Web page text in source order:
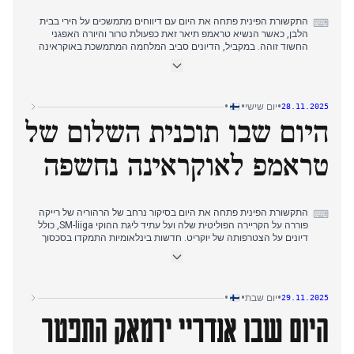
⌨ התקשורת הפינית פתחה את היום עם דיווחים מתמשכים על הירי בבית
הלבן, כאשר הנשיא טראמפ תיאר זאת כפעולת טרור והיורה האפגני
החשוד זוהה. במקביל, הדיונים סביב המלחמה המתמשכת באוקראינה
כאחד. בשעות אחר הצהריים, תשומת הלב עברה לנושאים פנימיים, עם
זכייתה של מוניקה פאגרהולם בפרס פינלנדיה לספרות, ופיתוחים בליגת
ההוקי SM-liiga. היום נחתם בהודעה על מבנה ה-SM-liiga המתוקן, כולל
עליות וירידות ליגה ישירות.
28.11.2025
•יום שישי•
•
היום שבו תוכנית השלום של
טראמפ לאוקראינה נחשפה
⌨ התקשורת הפינית פתחה את היום בסיקור נרחב של הרהוריה של רייקה
פוררה על הקריירה הפוליטית שלה ועל עתיד ליגת ההוקי SM-liiga, כולל
דיונים על הצטרפותה של יוקריט. חדשות בינלאומיות התמקדו בסכסוך
לרוסיה, ואזהרות ארה"ב לאיחוד האירופי לגבי הארכת הסכסוך. עד שעות
באוקראינה, לצד ביקור הונגריה במוסקבה וביקורת על גישת האיחוד
אנדריי ירמק, בעקבות חקירת שחיתות.
29.11.2025
•יום שבת•
•
היום שבו אנדריי ירמאק התפטר